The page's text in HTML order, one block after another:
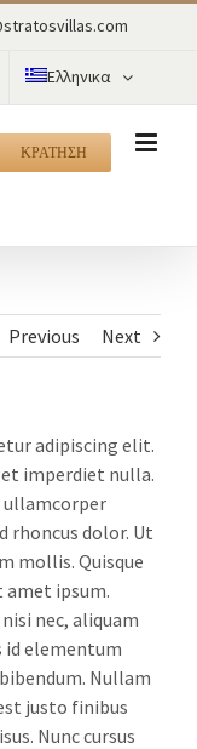
Ελληνικα
ΚΡΑΤΗΣΗ
Previous Next
adipiscing elit.
imperdiet nulla.
ullamcorper
rhoncus dolor. Ut
mollis. Quisque
amet ipsum.
nec, aliquam
id elementum
Nullam
justo finibus
Nunc cursus